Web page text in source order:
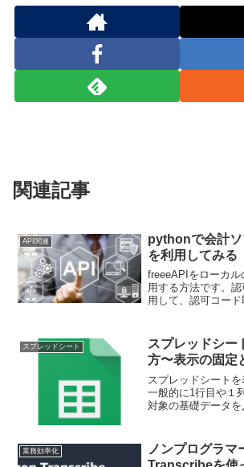
関連記事
API関連
pythonで会計ソ
を利用してみる
freeeAPIをローカル
用する方法です。
用して、認可コー
スプレッドシート
スプレッドシー
方〜表示の固定
スプレッドシートを
一般的に1行目や１
対象の基礎データを
ができます。スプ
る、PC・スマホで
業務効率化
ノンプログラ